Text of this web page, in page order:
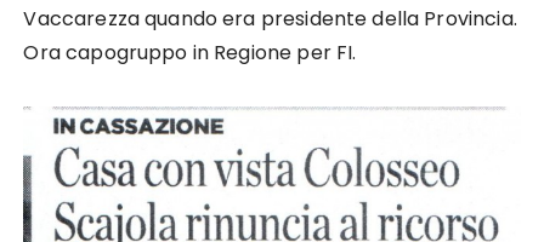
Vaccarezza quando era presidente della Provincia.
Ora capogruppo in Regione per FI.